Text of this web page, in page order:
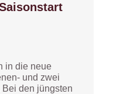
in die neue
und zwei
den jüngsten